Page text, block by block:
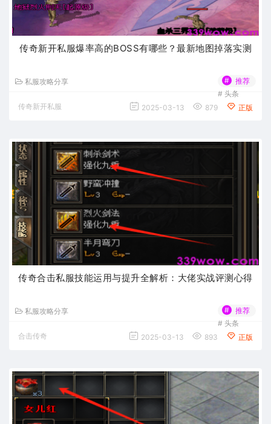
传奇新开私服爆率高的BOSS有哪些？最新地图掉落实测
私服攻略分享 #
推荐
# 头条
传奇新开私服
2025-03-13 879 正版
传奇合击私服技能运用与提升全解析：大佬实战评测心得
私服攻略分享 #
推荐
# 头条
合击传奇
2025-03-13 893 正版